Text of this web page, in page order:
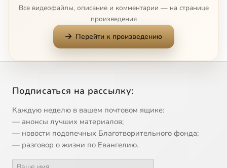
Новое платье короля
13 Оле Лукойе
14 Принцесса на горошине
15 Профессор и блоха
Все видеофайлы, описание и комментарии — на странице
произведения
Перейти к произведению
Подписаться на рассылку:
Каждую неделю в вашем почтовом ящике:
— анонсы лучших материалов;
— новости подопечных Благотворительного фонда;
— разговор о жизни по Евангелию.